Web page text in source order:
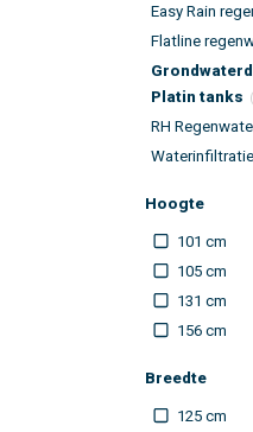
Easy Rain
Flatline
Platin tanks
RH
Waterinfiltratie
Hoogte
101 cm
105 cm
131 cm
156 cm
Breedte
125 cm